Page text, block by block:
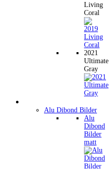
Living
Coral
2021
Ultimate
Gray
Alu Dibond Bilder
Alu
Dibond
Bilder
matt